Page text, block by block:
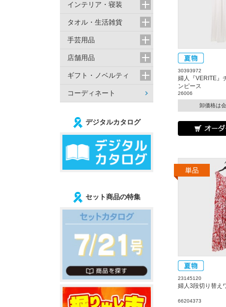
30393972
婦人『VERITE』
ンピース
26006
卸価格は
23145120
婦人3段切り替え
66204373
インテリア・寝装
タオル・生活雑貨
手芸用品
店舗用品
ギフト・ノベルティ
コーディネート
デジタルカタログ
セット商品の特集